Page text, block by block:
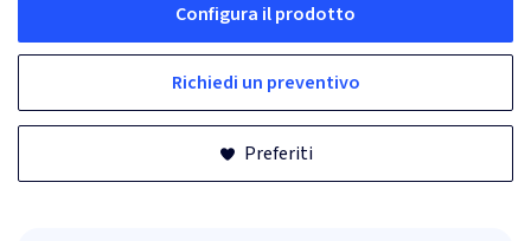
Configura il prodotto
Richiedi un preventivo
Preferiti